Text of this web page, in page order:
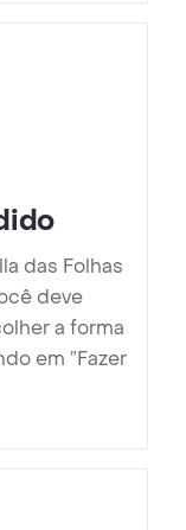
das Folhas
deve
a forma
em ”Fazer